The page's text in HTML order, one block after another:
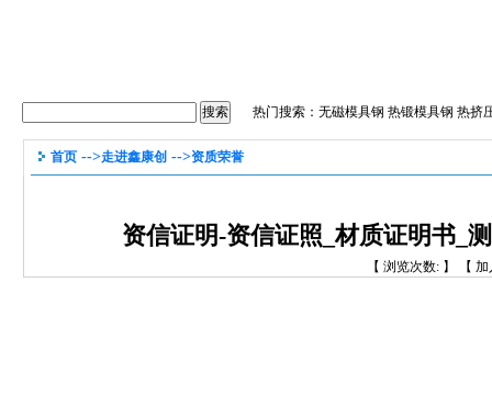
热门搜索： 无磁模具钢 热锻模具钢 热挤
首页 -->走进鑫康创 -->资质荣誉
资信证明-资信证照_材质证明书_
【 浏览次数: 】 【